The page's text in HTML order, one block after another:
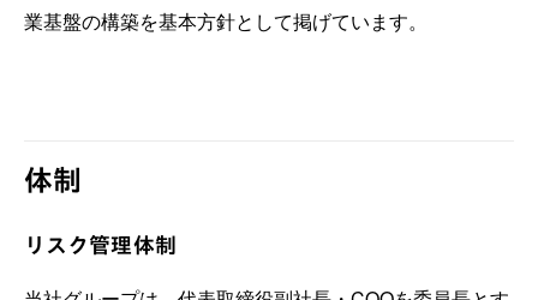
業基盤の構築を基本方針として掲げています。
体制
リスク管理体制